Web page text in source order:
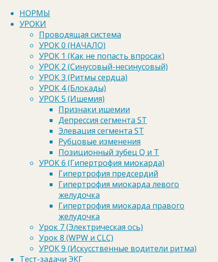
Перейти к содержимому
НОРМЫ
УРОКИ
Проводящая система
УРОК 0 (НАЧАЛО)
УРОК 1 (Как не попасть впросак)
УРОК 2 (Синусовый-несинусовый)
УРОК 3 (Ритмы сердца)
УРОК 4 (Блокады)
УРОК 5 (Ишемия)
Признаки ишемии
Депрессия сегмента ST
Элевация сегмента ST
Рубцовые изменения
Позиционный зубец Q и Т
УРОК 6 (Гипертрофия миокарда)
Гипертрофия предсердий
Гипертрофия миокарда левого
желудочка
Гипертрофия миокарда правого
желудочка
Урок 7 (Электрическая ось)
Урок 8 (WPW и CLC)
УРОК 9 (Искусственные водители ритма)
Тест-задачи ЭКГ
ГлавнаяТеорияУРОК 3 (Ритмы сердца)
Задание 3.5
Задание 3.5
Для того чтобы ПОЛУЧИТЬ
ДОСТУП К ЭТОМУ ЗАДАНИЮ и
друГИМ 250 ЭКГ-
ЗАДАЧАМ необходимо приобрести
подписку - Курс ЭКГ «базовый» по
этой ссылке
Гохман Александр